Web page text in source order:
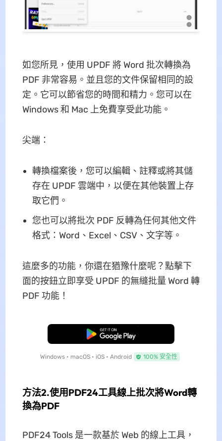
如您所見，使用 UPDF 將 Word 批次轉換為
PDF 非常容易。並且您的文件保留相同的設
定。它可以節省您的時間和精力。您可以在
Windows 和 Mac 上免費享受此功能。
尖端：
轉換檔案後，您可以編輯、註釋或將其儲
存在 UPDF 雲端中，以便在其他裝置上存
取它們。
您也可以將批次 PDF 反轉為任何其他文件
格式：Word、Excel、CSV、文字等。
這麼多的功能，你還在猶豫什麼呢？點擊下
面的按鈕立即享受 UPDF 的無縫批量 Word 轉
PDF 功能！
免費下載
Windows • macOS • iOS • Android 100% 安全性
方法2.使用PDF24工具線上批次將Word轉
換為PDF
PDF24 Tools 是一款基於 Web 的線上工具，